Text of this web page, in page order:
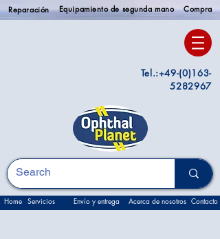
Reparación Equipamiento de segunda mano Compra
Tel.:+49-(0)163-
5282967
Home Servicios Envío y entrega Acerca de nosotros Contacto